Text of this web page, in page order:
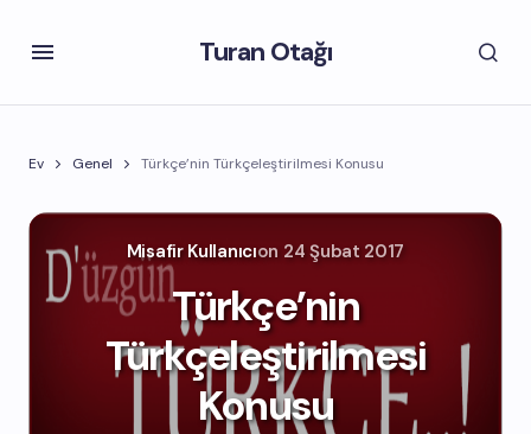
Turan Otağı
Ev Genel Türkçe’nin Türkçeleştirilmesi Konusu
Misafir Kullanıcıon 24 Şubat 2017
Türkçe’nin
Türkçeleştirilmesi
Konusu